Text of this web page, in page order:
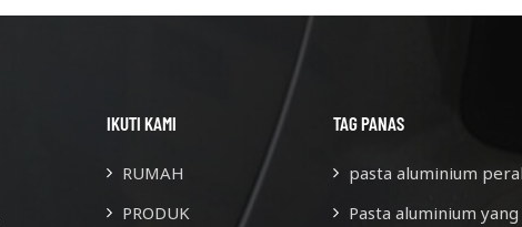
IKUTI KAMI
RUMAH
PRODUK
TAG PANAS
pasta aluminium
Pasta aluminium yang